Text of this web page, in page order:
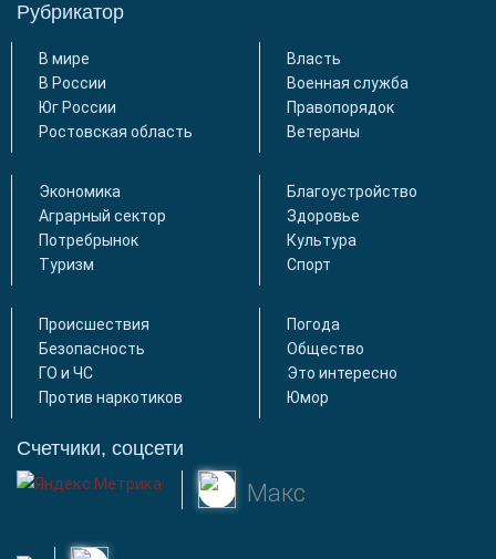
Рубрикатор
В мире
В России
Юг России
Ростовская область
Власть
Военная служба
Правопорядок
Ветераны
Экономика
Аграрный сектор
Потребрынок
Туризм
Благоустройство
Здоровье
Культура
Спорт
Происшествия
Безопасность
ГО и ЧС
Против наркотиков
Погода
Общество
Это интересно
Юмор
Счетчики, соцсети
Макс